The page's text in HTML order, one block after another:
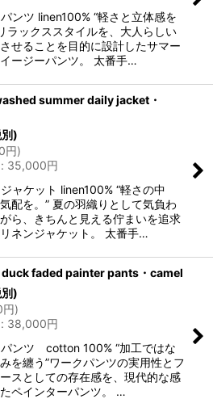
ンツ linen100% “軽さと立体感を
ラックススタイルを、大人らしい
せることを目的に設計したサマー
ージーパンツ。 太番手…
summer daily jacket・
)
円)
: 35,000円
ャケット linen100% “軽さの中
配を。” 夏の羽織りとして気負わ
ら、きちんと見える佇まいを追求
ネンジャケット。 太番手…
faded painter pants・camel
)
円)
: 38,000円
パンツ cotton 100% “加工ではな
を纏う”ワークパンツの実用性とフ
スとしての存在感を、現代的な感
ペインターパンツ。 …